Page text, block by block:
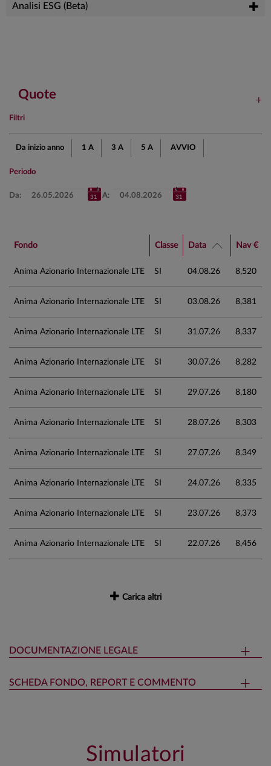
Analisi ESG (Beta)
Quote
Filtri
Da inizio anno 1 A 3 A 5 A AVVIO
Periodo
Da: A:
Fondo Classe Data Nav €
Anima Azionario Internazionale LTE SI 04.08.26 8,520
Anima Azionario Internazionale LTE SI 03.08.26 8,381
Anima Azionario Internazionale LTE SI 31.07.26 8,337
Anima Azionario Internazionale LTE SI 30.07.26 8,282
Anima Azionario Internazionale LTE SI 29.07.26 8,180
Anima Azionario Internazionale LTE SI 28.07.26 8,303
Anima Azionario Internazionale LTE SI 27.07.26 8,349
Anima Azionario Internazionale LTE SI 24.07.26 8,335
Anima Azionario Internazionale LTE SI 23.07.26 8,373
Anima Azionario Internazionale LTE SI 22.07.26 8,456
Carica altri
DOCUMENTAZIONE LEGALE
SCHEDA FONDO, REPORT E COMMENTO
Simulatori